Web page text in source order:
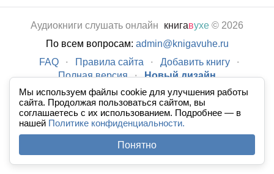
Мы используем файлы cookie для улучшения работы
сайта. Продолжая пользоваться сайтом, вы
соглашаетесь с их использованием. Подробнее — в
нашей Политике конфиденциальности.
Понятно
Аудиокниги слушать онлайн книгавухе © 2026
По всем вопросам: admin@knigavuhe.ru
FAQ
· Правила сайта · Добавить книгу
·
Полная версия
· Новый дизайн